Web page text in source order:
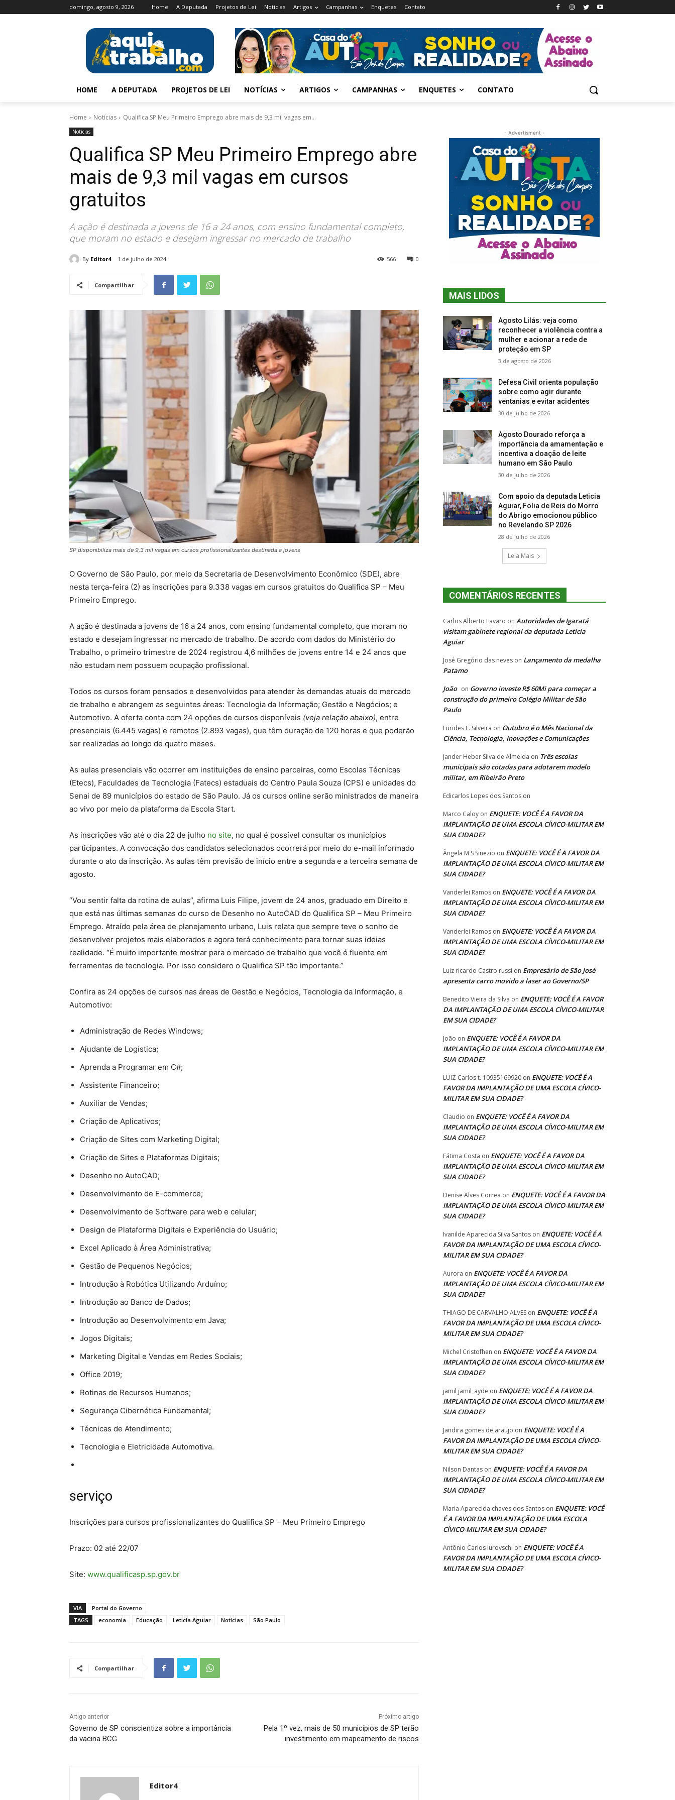
domingo, agosto 9, 2026 Home A Deputada Projetos de Lei Notícias Artigos Campanhas Enquetes Contato
HOME A DEPUTADA PROJETOS DE LEI NOTÍCIAS ARTIGOS CAMPANHAS ENQUETES CONTATO
Home Notícias Qualifica SP Meu Primeiro Emprego abre mais de 9,3 mil vagas em...
Notícias
Qualifica SP Meu Primeiro Emprego abre
mais de 9,3 mil vagas em cursos
gratuitos
A ação é destinada a jovens de 16 a 24 anos, com ensino fundamental completo,
que moram no estado e desejam ingressar no mercado de trabalho
By Editor4 1 de julho de 2024 0
566
Compartilhar
SP disponibiliza mais de 9,3 mil vagas em cursos profissionalizantes destinada a jovens
O Governo de São Paulo, por meio da Secretaria de Desenvolvimento Econômico (SDE), abre
nesta terça-feira (2) as inscrições para 9.338 vagas em cursos gratuitos do Qualifica SP – Meu
Primeiro Emprego.
A ação é destinada a jovens de 16 a 24 anos, com ensino fundamental completo, que moram no
estado e desejam ingressar no mercado de trabalho. De acordo com dados do Ministério do
Trabalho, o primeiro trimestre de 2024 registrou 4,6 milhões de jovens entre 14 e 24 anos que
não estudam nem possuem ocupação profissional.
Todos os cursos foram pensados e desenvolvidos para atender às demandas atuais do mercado
de trabalho e abrangem as seguintes áreas: Tecnologia da Informação; Gestão e Negócios; e
Automotivo. A oferta conta com 24 opções de cursos disponíveis (veja relação abaixo), entre
presenciais (6.445 vagas) e remotos (2.893 vagas), que têm duração de 120 horas e que poderão
ser realizadas ao longo de quatro meses.
As aulas presenciais vão ocorrer em instituições de ensino parceiras, como Escolas Técnicas
(Etecs), Faculdades de Tecnologia (Fatecs) estaduais do Centro Paula Souza (CPS) e unidades do
Senai de 89 municípios do estado de São Paulo. Já os cursos online serão ministrados de maneira
ao vivo por meio da plataforma da Escola Start.
As inscrições vão até o dia 22 de julho no site, no qual é possível consultar os municípios
participantes. A convocação dos candidatos selecionados ocorrerá por meio do e-mail informado
durante o ato da inscrição. As aulas têm previsão de início entre a segunda e a terceira semana de
agosto.
“Vou sentir falta da rotina de aulas”, afirma Luis Filipe, jovem de 24 anos, graduado em Direito e
que está nas últimas semanas do curso de Desenho no AutoCAD do Qualifica SP – Meu Primeiro
Emprego. Atraído pela área de planejamento urbano, Luis relata que sempre teve o sonho de
desenvolver projetos mais elaborados e agora terá conhecimento para tornar suas ideias
realidade. “É muito importante mostrar para o mercado de trabalho que você é fluente em
ferramentas de tecnologia. Por isso considero o Qualifica SP tão importante.”
Confira as 24 opções de cursos nas áreas de Gestão e Negócios, Tecnologia da Informação, e
Automotivo:
Administração de Redes Windows;
Ajudante de Logística;
Aprenda a Programar em C#;
Assistente Financeiro;
Auxiliar de Vendas;
Criação de Aplicativos;
Criação de Sites com Marketing Digital;
Criação de Sites e Plataformas Digitais;
Desenho no AutoCAD;
Desenvolvimento de E-commerce;
Desenvolvimento de Software para web e celular;
Design de Plataforma Digitais e Experiência do Usuário;
Excel Aplicado à Área Administrativa;
Gestão de Pequenos Negócios;
Introdução à Robótica Utilizando Arduíno;
Introdução ao Banco de Dados;
Introdução ao Desenvolvimento em Java;
Jogos Digitais;
Marketing Digital e Vendas em Redes Sociais;
Office 2019;
Rotinas de Recursos Humanos;
Segurança Cibernética Fundamental;
Técnicas de Atendimento;
Tecnologia e Eletricidade Automotiva.
serviço
Inscrições para cursos profissionalizantes do Qualifica SP – Meu Primeiro Emprego
Prazo: 02 até 22/07
Site: www.qualificasp.sp.gov.br
VIA
Portal do Governo
TAGS
economia Educação Leticia Aguiar Noticias São Paulo
Compartilhar
Artigo anterior
Governo de SP conscientiza sobre a importância
da vacina BCG
Próximo artigo
Pela 1º vez, mais de 50 municípios de SP terão
investimento em mapeamento de riscos
Editor4
- Advertisment -
MAIS LIDOS
Agosto Lilás: veja como
reconhecer a violência contra a
mulher e acionar a rede de
proteção em SP
3 de agosto de 2026
Defesa Civil orienta população
sobre como agir durante
ventanias e evitar acidentes
30 de julho de 2026
Agosto Dourado reforça a
importância da amamentação e
incentiva a doação de leite
humano em São Paulo
30 de julho de 2026
Com apoio da deputada Leticia
Aguiar, Folia de Reis do Morro
do Abrigo emocionou público
no Revelando SP 2026
28 de julho de 2026
Leia Mais
COMENTÁRIOS RECENTES
Carlos Alberto Favaro on Autoridades de Igaratá
visitam gabinete regional da deputada Leticia
Aguiar
José Gregório das neves on Lançamento da medalha
Patamo
João on Governo investe R$ 60Mi para começar a
construção do primeiro Colégio Militar de São
Paulo
Eurides F. Silveira on Outubro é o Mês Nacional da
Ciência, Tecnologia, Inovações e Comunicações
Jander Heber Silva de Almeida on Três escolas
municipais são cotadas para adotarem modelo
militar, em Ribeirão Preto
Edicarlos Lopes dos Santos on
Marco Caloy on ENQUETE: VOCÊ É A FAVOR DA
IMPLANTAÇÃO DE UMA ESCOLA CÍVICO-MILITAR EM
SUA CIDADE?
Ângela M S Sinezio on ENQUETE: VOCÊ É A FAVOR DA
IMPLANTAÇÃO DE UMA ESCOLA CÍVICO-MILITAR EM
SUA CIDADE?
Vanderlei Ramos on ENQUETE: VOCÊ É A FAVOR DA
IMPLANTAÇÃO DE UMA ESCOLA CÍVICO-MILITAR EM
SUA CIDADE?
Vanderlei Ramos on ENQUETE: VOCÊ É A FAVOR DA
IMPLANTAÇÃO DE UMA ESCOLA CÍVICO-MILITAR EM
SUA CIDADE?
Luiz ricardo Castro russi on Empresário de São José
apresenta carro movido a laser ao Governo/SP
Benedito Vieira da Silva on ENQUETE: VOCÊ É A FAVOR
DA IMPLANTAÇÃO DE UMA ESCOLA CÍVICO-MILITAR
EM SUA CIDADE?
João on ENQUETE: VOCÊ É A FAVOR DA
IMPLANTAÇÃO DE UMA ESCOLA CÍVICO-MILITAR EM
SUA CIDADE?
LUIZ Carlos t. 10935169920 on ENQUETE: VOCÊ É A
FAVOR DA IMPLANTAÇÃO DE UMA ESCOLA CÍVICO-
MILITAR EM SUA CIDADE?
Claudio on ENQUETE: VOCÊ É A FAVOR DA
IMPLANTAÇÃO DE UMA ESCOLA CÍVICO-MILITAR EM
SUA CIDADE?
Fátima Costa on ENQUETE: VOCÊ É A FAVOR DA
IMPLANTAÇÃO DE UMA ESCOLA CÍVICO-MILITAR EM
SUA CIDADE?
Denise Alves Correa on ENQUETE: VOCÊ É A FAVOR DA
IMPLANTAÇÃO DE UMA ESCOLA CÍVICO-MILITAR EM
SUA CIDADE?
Ivanilde Aparecida Silva Santos on ENQUETE: VOCÊ É A
FAVOR DA IMPLANTAÇÃO DE UMA ESCOLA CÍVICO-
MILITAR EM SUA CIDADE?
Aurora on ENQUETE: VOCÊ É A FAVOR DA
IMPLANTAÇÃO DE UMA ESCOLA CÍVICO-MILITAR EM
SUA CIDADE?
THIAGO DE CARVALHO ALVES on ENQUETE: VOCÊ É A
FAVOR DA IMPLANTAÇÃO DE UMA ESCOLA CÍVICO-
MILITAR EM SUA CIDADE?
Michel Cristofhen on ENQUETE: VOCÊ É A FAVOR DA
IMPLANTAÇÃO DE UMA ESCOLA CÍVICO-MILITAR EM
SUA CIDADE?
jamil jamil_ayde on ENQUETE: VOCÊ É A FAVOR DA
IMPLANTAÇÃO DE UMA ESCOLA CÍVICO-MILITAR EM
SUA CIDADE?
Jandira gomes de araujo on ENQUETE: VOCÊ É A
FAVOR DA IMPLANTAÇÃO DE UMA ESCOLA CÍVICO-
MILITAR EM SUA CIDADE?
Nilson Dantas on ENQUETE: VOCÊ É A FAVOR DA
IMPLANTAÇÃO DE UMA ESCOLA CÍVICO-MILITAR EM
SUA CIDADE?
Maria Aparecida chaves dos Santos on ENQUETE: VOCÊ
É A FAVOR DA IMPLANTAÇÃO DE UMA ESCOLA
CÍVICO-MILITAR EM SUA CIDADE?
Antônio Carlos iurovschi on ENQUETE: VOCÊ É A
FAVOR DA IMPLANTAÇÃO DE UMA ESCOLA CÍVICO-
MILITAR EM SUA CIDADE?